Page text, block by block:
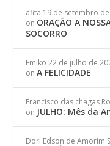
afita 19 de setembro de
on ORAÇÃO A
SOCORRO
Emiko 22 de julho de
onA FELICIDADE
Francisco das chagas
on JULHO: Mês da
Dori Edson de Amorim